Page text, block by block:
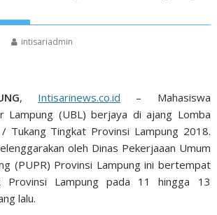
intisariadmin
, Intisarinews.co.id – Mahasiswa
Lampung (UBL) berjaya di ajang Lomba
Tukang Tingkat Provinsi Lampung 2018.
oleh Dinas Pekerjaaan Umum
(PUPR) Provinsi Lampung ini bertempat
Provinsi Lampung pada 11 hingga 13
lalu.